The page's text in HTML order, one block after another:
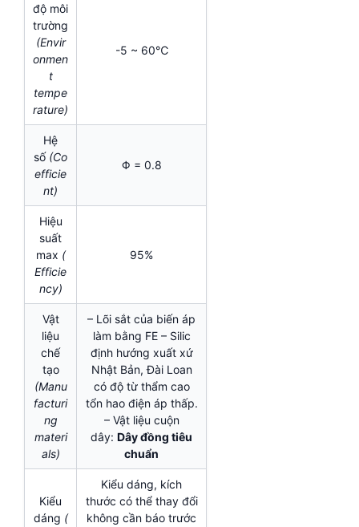
độ môi
trường
(Envir
onmen
t
tempe
rature)
-5 ~ 60℃
Hệ
số (Co
efficie
nt)
Φ = 0.8
Hiệu
suất
max (
Efficie
ncy)
95%
Vật
liệu
chế
tạo
(Manu
facturi
ng
materi
als)
– Lõi sắt của biến áp
làm bằng FE – Silic
định hướng xuất xứ
Nhật Bản, Đài Loan
có độ từ thẩm cao
tổn hao điện áp thấp.
– Vật liệu cuộn
dây: Dây đồng tiêu
chuẩn
Kiểu
dáng (
Kiểu dáng, kích
thước có thể thay đổi
không cần báo trước